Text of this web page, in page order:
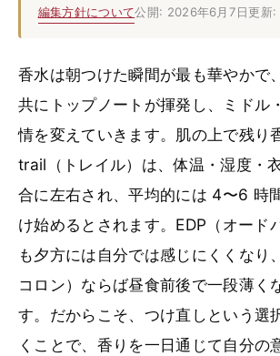
編集方針について公開: 2026年6月7日更新:
香水は朝つけた瞬間が最も華やかで
共にトップノートが揮発し、ミドル
情を変えていきます。肌の上で残り
trail（トレイル）は、体温・湿度・
合に左右され、平均的には 4〜6 時
け始めるとされます。EDP（オード
も夕方には自分では感じにくくなり
コロン）ならば昼食前後で一段薄く
す。だからこそ、つけ直しという選
くことで、香りを一日通じて自分の